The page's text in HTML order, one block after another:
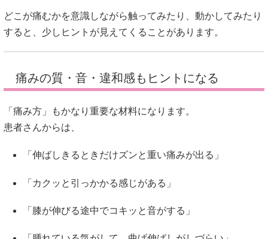
どこが痛むかを意識しながら触ってみたり、動かしてみたり
すると、少しヒントが見えてくることがあります。
痛みの質・音・違和感もヒントになる
「痛み方」もかなり重要な材料になります。
患者さんからは、
「伸ばしきるときだけズンと重い痛みが出る」
「カクッと引っかかる感じがある」
「膝が伸びる途中でコキッと音がする」